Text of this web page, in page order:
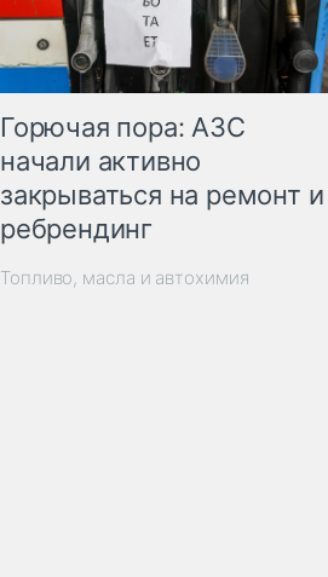
Горючая пора: АЗС
начали активно
закрываться на ремонт и
ребрендинг
Топливо, масла и автохимия